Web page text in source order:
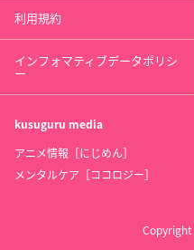
利用規約
インフォマティブデータポリシ
ー
kusuguru media
アニメ情報［にじめん］
メンタルケア［ココロジー］